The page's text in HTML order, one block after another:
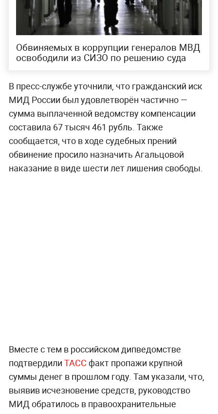
Обвиняемых в коррупции генералов МВД
освободили из СИЗО по решению суда
В пресс-службе уточнили, что гражданский иск
МИД России был удовлетворён частично —
сумма выплаченной ведомству компенсации
составила 67 тысяч 461 рубль. Также
сообщается, что в ходе судебных прений
обвинение просило назначить Агальцовой
наказание в виде шести лет лишения свободы.
Вместе с тем в российском дипведомстве
подтвердили ТАСС факт пропажи крупной
суммы денег в прошлом году. Там указали, что,
выявив исчезновение средств, руководство
МИД обратилось в правоохранительные